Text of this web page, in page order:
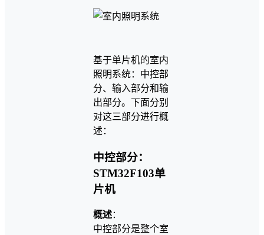
基于单片机的室内
照明系统：中控部
分、输入部分和输
出部分。下面分别
对这三部分进行概
述：
中控部分：
STM32F103单
片机
概述：
中控部分是整个室